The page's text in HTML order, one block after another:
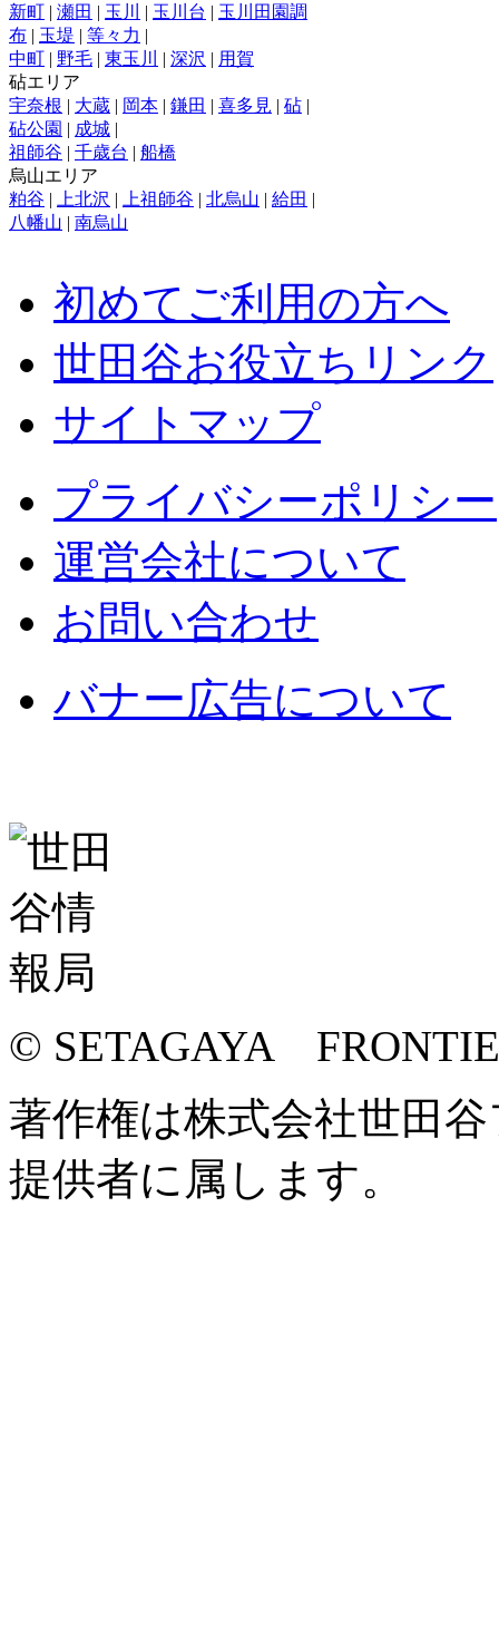
新町 | 瀬田 | 玉川 | 玉川台 | 玉川田園調
布 | 玉堤 | 等々力 |
中町 | 野毛 | 東玉川 | 深沢 | 用賀
砧エリア
宇奈根 | 大蔵 | 岡本 | 鎌田 | 喜多見 | 砧 |
砧公園 | 成城 |
祖師谷 | 千歳台 | 船橋
烏山エリア
粕谷 | 上北沢 | 上祖師谷 | 北烏山 | 給田 |
八幡山 | 南烏山
初めてご利用の方へ
世田谷お役立ちリンク
サイトマップ
プライバシーポリシー
運営会社について
お問い合わせ
バナー広告について
© SETAGAYA
著作権は株式会社世田
提供者に属します。